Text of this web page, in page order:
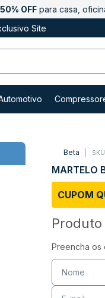
50% OFF para casa,
Site
Beta
MARTELO
CUPOM
Preencha os